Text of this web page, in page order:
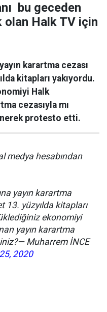
bu geceden
Halk TV için
karartma cezası
kitapları yakıyordu.
Halk
cezasıyla mı
protesto etti.
medya hesabından
yayın karartma
13. yüzyılda kitapları
ekonomiyi
yayın karartma
Muharrem İNCE
2020